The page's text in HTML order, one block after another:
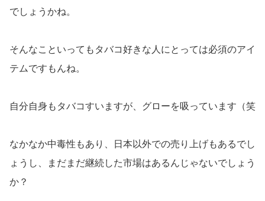
でしょうかね。
そんなこといってもタバコ好きな人にとっては必須のアイ
テムですもんね。
自分自身もタバコすいますが、グローを吸っています（笑
なかなか中毒性もあり、日本以外での売り上げもあるでし
ょうし、まだまだ継続した市場はあるんじゃないでしょう
か？